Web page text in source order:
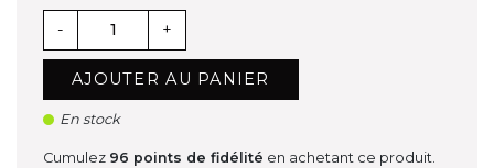
- +
AJOUTER AU PANIER
En stock
Cumulez 96 points de fidélité en achetant ce produit.